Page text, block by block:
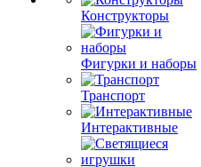
Конструкторы
Фигурки и наборы
Транспорт
Интерактивные